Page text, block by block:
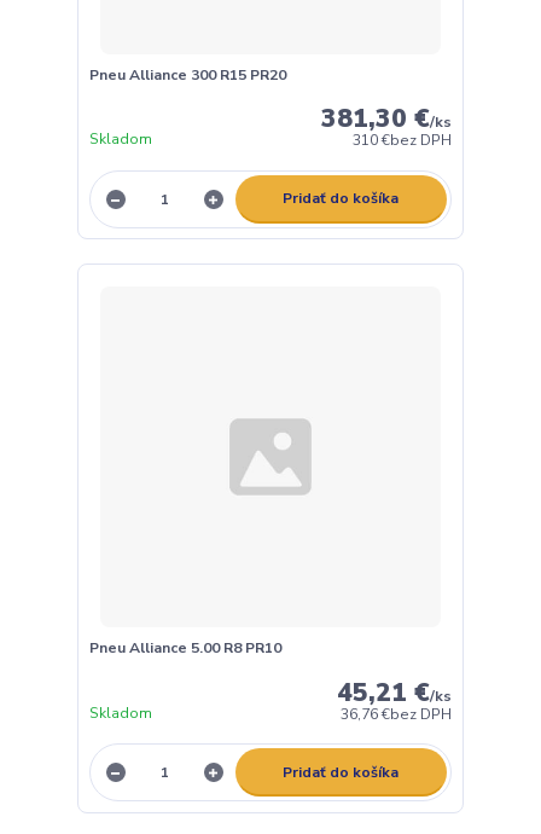
Pneu Alliance 300 R15 PR20
381,30 €/ks
310 €bez DPH
Skladom
Pridať do košíka
Pneu Alliance 5.00 R8 PR10
45,21 €/ks
36,76 €bez DPH
Skladom
Pridať do košíka